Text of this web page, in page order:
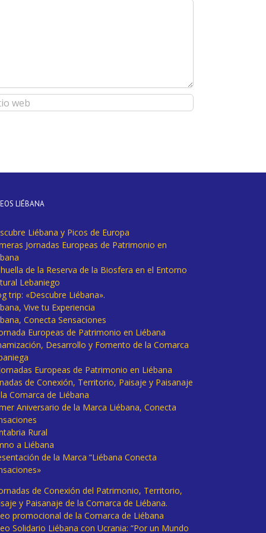
LIÉBANA
Liébana y Picos de Europa
Jornadas Europeas de Patrimonio en
de la Reserva de la Biosfera en el Entorno
Lebaniego
trip: «Descubre Liébana».
Vive tu Experiencia
Conecta Sensaciones
Europeas de Patrimonio en Liébana
Desarrollo y Fomento de la Comarca
Europeas de Patrimonio en Liébana
de Conexión, Territorio, Paisaje y Paisanaje
Comarca de Liébana
Aniversario de la Marca Liébana, Conecta
Rural
a Liébana
de la Marca “Liébana Conecta
de Conexión del Patrimonio, Territorio,
y Paisanaje de la Comarca de Liébana.
promocional de la Comarca de Liébana
Solidario Liébana con Ucrania: “Por un Mundo